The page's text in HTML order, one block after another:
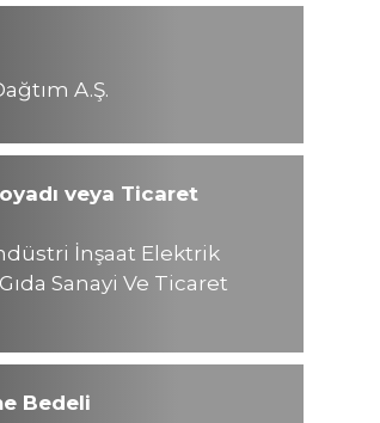
A.Ş.
veya Ticaret
İnşaat Elektrik
Sanayi Ve Ticaret
Bedeli